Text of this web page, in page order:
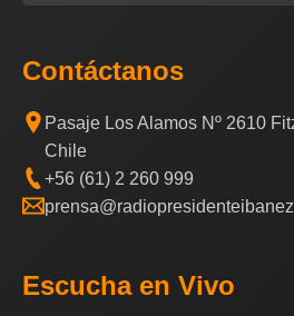
Contáctanos
Pasaje Los Alamos Nº 2610
Chile
+56 (61) 2 260 999
Escucha en Vivo